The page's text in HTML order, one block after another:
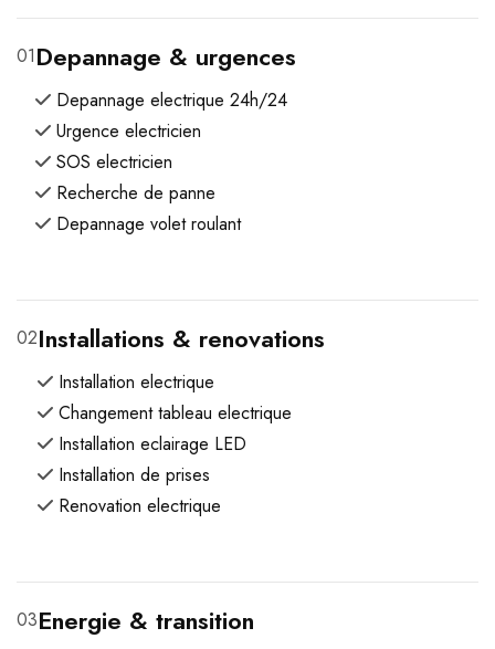
01Depannage & urgences
Depannage electrique 24h/24
Urgence electricien
SOS electricien
Recherche de panne
Depannage volet roulant
02Installations & renovations
Installation electrique
Changement tableau electrique
Installation eclairage LED
Installation de prises
Renovation electrique
03Energie & transition